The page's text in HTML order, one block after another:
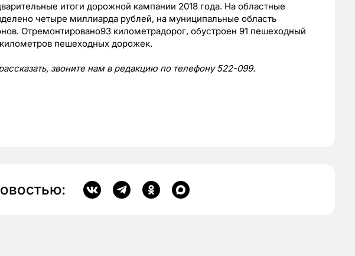
итоги дорожной кампании 2018 года. На областные
четыре миллиарда рублей, на муниципальные область
Отремонтировано93 километрадорог, обустроен 91 пешеходный
пешеходных дорожек.
звоните нам в редакцию по телефону 522-099.